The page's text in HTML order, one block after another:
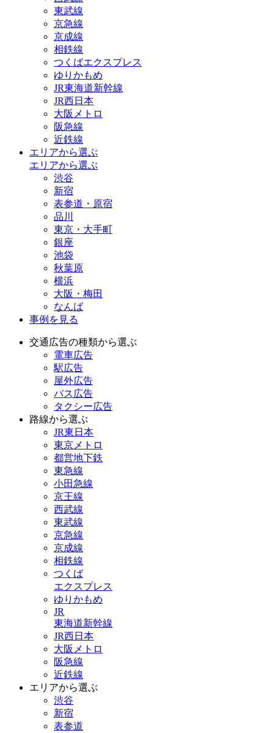
東武線
京急線
京成線
相鉄線
つくばエクスプレス
ゆりかもめ
JR東海道新幹線
JR西日本
大阪メトロ
阪急線
近鉄線
エリアから選ぶ
エリアから選ぶ
渋谷
新宿
表参道・原宿
品川
東京・大手町
銀座
池袋
秋葉原
横浜
大阪・梅田
なんば
事例を見る
交通広告の種類から選ぶ
電車広告
駅広告
屋外広告
バス広告
タクシー広告
路線から選ぶ
JR東日本
東京メトロ
都営地下鉄
東急線
小田急線
京王線
西武線
東武線
京急線
京成線
相鉄線
つくば
エクスプレス
ゆりかもめ
JR
東海道新幹線
JR西日本
大阪メトロ
阪急線
近鉄線
エリアから選ぶ
渋谷
新宿
表参道